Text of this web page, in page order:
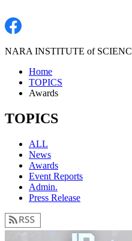
NARA INSTITUTE of
Home
TOPICS
Awards
TOPICS
ALL
News
Awards
Event Reports
Admin.
Press Release